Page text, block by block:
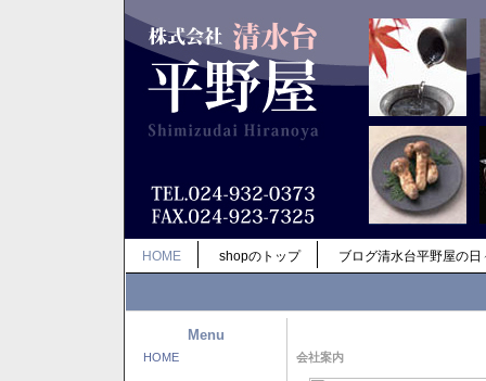
HOME shopのトップ ブログ清水台平野屋の日
Menu
HOME 会社案内